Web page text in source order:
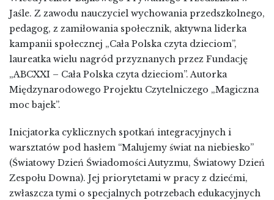
Jaśle. Z zawodu nauczyciel wychowania przedszkolnego,
pedagog, z zamiłowania społecznik, aktywna liderka
kampanii społecznej „Cała Polska czyta dzieciom”,
laureatka wielu nagród przyznanych przez Fundację
„ABCXXI – Cała Polska czyta dzieciom”. Autorka
Międzynarodowego Projektu Czytelniczego „Magiczna
moc bajek”.
Inicjatorka cyklicznych spotkań integracyjnych i
warsztatów pod hasłem “Malujemy świat na niebiesko”
(Światowy Dzień Świadomości Autyzmu, Światowy Dzień
Zespołu Downa). Jej priorytetami w pracy z dziećmi,
zwłaszcza tymi o specjalnych potrzebach edukacyjnych